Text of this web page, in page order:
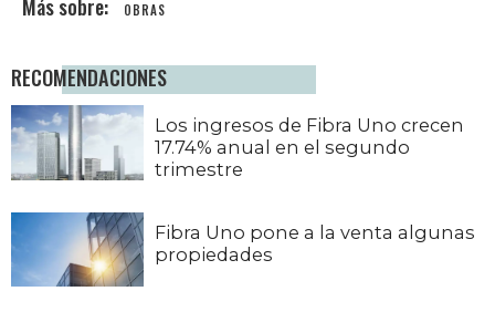
OBRAS
RECOMENDACIONES
Los ingresos de Fibra Uno crecen
17.74% anual en el segundo
trimestre
Fibra Uno pone a la venta algunas
propiedades